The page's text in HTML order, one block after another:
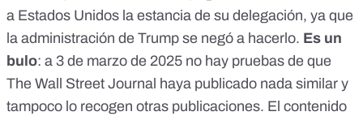
a Estados Unidos la estancia de su delegación, ya que
la administración de Trump se negó a hacerlo. Es un
bulo: a 3 de marzo de 2025 no hay pruebas de que
The Wall Street Journal haya publicado nada similar y
tampoco lo recogen otras publicaciones. El contenido